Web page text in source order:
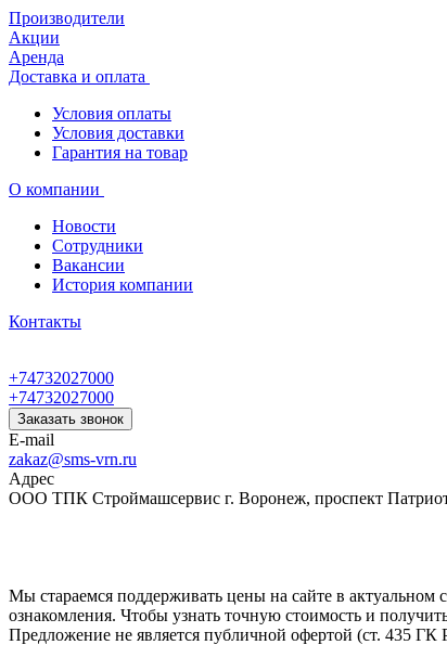
Производители
Акции
Аренда
Доставка и оплата
Условия оплаты
Условия доставки
Гарантия на товар
О компании
Новости
Сотрудники
Вакансии
История компании
Контакты
+74732027000
+74732027000
Заказать звонок
E-mail
zakaz@sms-vrn.ru
Адрес
ООО ТПК Строймашсервис г. Воронеж, проспект
Мы стараемся поддерживать цены на сайте в актуальном
ознакомления. Чтобы узнать точную стоимость и
Предложение не является публичной офертой (ст. 435 ГК